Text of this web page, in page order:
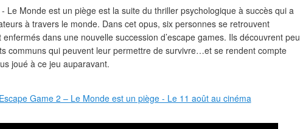
Le Monde est un piège est la suite du thriller psychologique à succès qui a
à travers le monde. Dans cet opus, six personnes se retrouvent
dans une nouvelle succession d’escape games. Ils découvrent peu
communs qui peuvent leur permettre de survivre…et se rendent compte
joué à ce jeu auparavant.